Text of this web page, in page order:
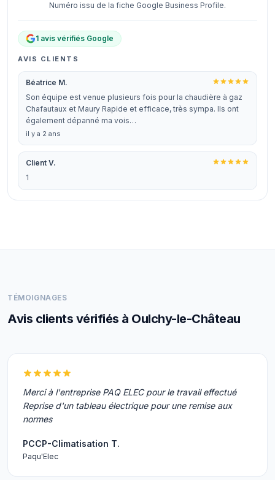
Numéro issu de la fiche Google Business Profile.
1 avis vérifiés Google
AVIS CLIENTS
Béatrice M.
Son équipe est venue plusieurs fois pour la chaudière à gaz
Chafautaux et Maury Rapide et efficace, très sympa. Ils ont
également dépanné ma vois…
il y a 2 ans
Client V.
1
TÉMOIGNAGES
Avis clients vérifiés à Oulchy-le-Château
Merci à l'entreprise PAQ ELEC pour le travail effectué
Reprise d'un tableau électrique pour une remise aux
normes
PCCP-Climatisation T.
Paqu'Elec